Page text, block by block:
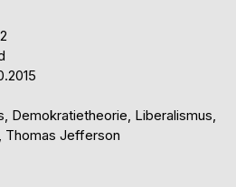
Demokratietheorie, Liberalismus,
Thomas Jefferson